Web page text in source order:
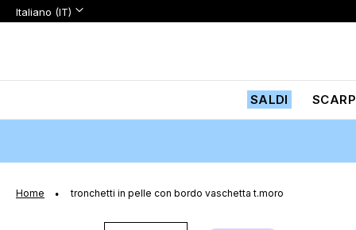
Lingua
Lingua:
Italiano (IT)
SALDI
Home tronchetti in pelle con bordo vaschetta t.moro